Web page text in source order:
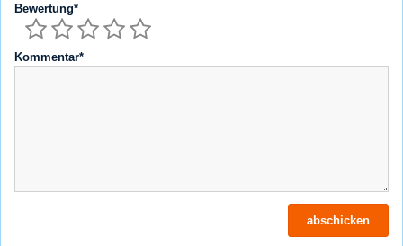
Bewertung*
Kommentar*